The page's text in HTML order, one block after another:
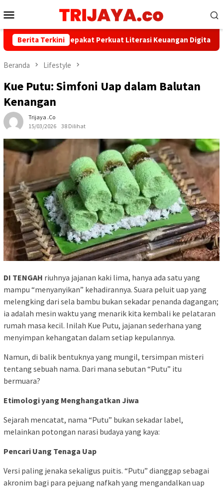
ke
Mobile
Berita Terkini
PWI dan AFPI Sepakat Perkuat Literasi Keuangan Digital dan
Beranda Lifestyle
Kue Putu: Simfoni Uap dalam Balutan
Kenangan
Trijaya .co
15/03/2026
38 Dilihat
DI TENGAH riuhnya jajanan kaki lima, hanya ada satu yang
mampu “menyanyikan” kehadirannya. Suara peluit uap yang
melengking dari sela bambu bukan sekadar penanda dagangan;
ia adalah mesin waktu yang menarik kita kembali ke pelataran
rumah masa kecil. Inilah Kue Putu, jajanan sederhana yang
menyimpan kehangatan dalam setiap kepulannya.
Namun, di balik bentuknya yang mungil, tersimpan misteri
tentang sebuah nama. Dari mana sebutan “Putu” itu
bermuara?
Etimologi yang Menghangatkan Jiwa
Sejarah mencatat, nama “Putu” bukan sekadar label,
melainkan potongan narasi budaya yang kaya:
Pencari Uang Tenaga Uap
Versi paling jenaka sekaligus puitis. “Putu” dianggap sebagai
akronim bagi para pejuang nafkah yang mengandalkan uap